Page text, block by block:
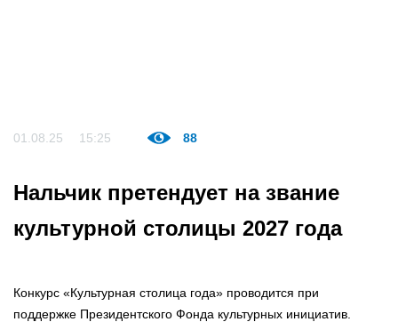
01.08.25 15:25 88
Нальчик претендует на звание
культурной столицы 2027 года
Конкурс «Культурная столица года» проводится при
поддержке Президентского Фонда культурных инициатив.